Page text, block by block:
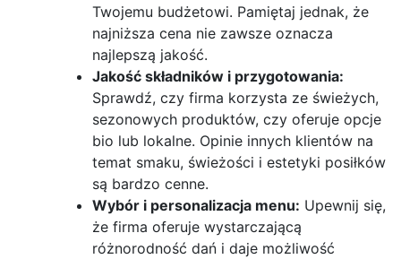
Twojemu budżetowi. Pamiętaj jednak, że
najniższa cena nie zawsze oznacza
najlepszą jakość.
Jakość składników i przygotowania:
Sprawdź, czy firma korzysta ze świeżych,
sezonowych produktów, czy oferuje opcje
bio lub lokalne. Opinie innych klientów na
temat smaku, świeżości i estetyki posiłków
są bardzo cenne.
Wybór i personalizacja menu: Upewnij się,
że firma oferuje wystarczającą
różnorodność dań i daje możliwość